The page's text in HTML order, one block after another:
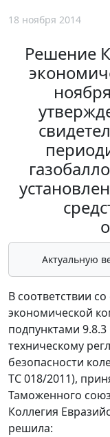
18 ноября 2014
Решение
Актуальную
В соответствии
экономической
подпунктами
техническому
безопасности
ТС 018/2011),
Таможенного
Коллегия
решила: